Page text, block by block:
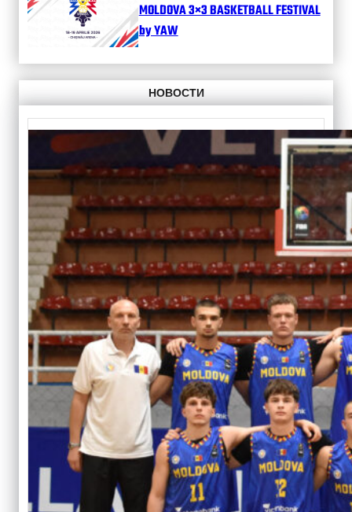
MOLDOVA 3×3 BASKETBALL FESTIVAL
by YAW
НОВОСТИ